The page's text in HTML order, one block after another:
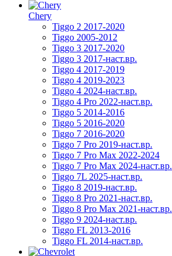
Chery
Tiggo 2 2017-2020
Tiggo 2005-2012
Tiggo 3 2017-2020
Tiggo 3 2017-наст.вр.
Tiggo 4 2017-2019
Tiggo 4 2019-2023
Tiggo 4 2024-наст.вр.
Tiggo 4 Pro 2022-наст.вр.
Tiggo 5 2014-2016
Tiggo 5 2016-2020
Tiggo 7 2016-2020
Tiggo 7 Pro 2019-наст.вр.
Tiggo 7 Pro Max 2022-2024
Tiggo 7 Pro Max 2024-наст.вр.
Tiggo 7L 2025-наст.вр.
Tiggo 8 2019-наст.вр.
Tiggo 8 Pro 2021-наст.вр.
Tiggo 8 Pro Max 2021-наст.вр.
Tiggo 9 2024-наст.вр.
Tiggo FL 2013-2016
Tiggo FL 2014-наст.вр.